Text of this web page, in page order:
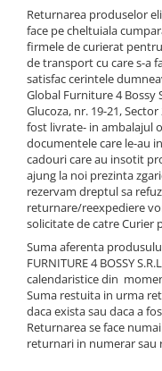
Returnarea produselor
face pe cheltuiala
firmele de curierat
de transport cu care s-a
satisfac cerintele
Global Furniture 4 Bossy
Glucoza, nr. 19-21,
fost livrate- in ambalajul
documentele care le-au
cadouri care au insotit
ajung la noi prezinta
rezervam dreptul sa
returnare/reexpediere
solicitate de catre Curier
Suma aferenta
FURNITURE 4 BOSSY
calendaristice din
Suma restuita in urma
daca exista sau daca a
Returnarea se face
returnari in numerar sau